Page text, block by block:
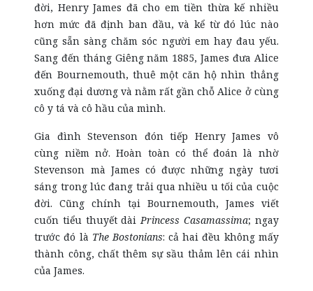
đời, Henry James đã cho em tiền thừa kế nhiều
hơn mức đã định ban đầu, và kể từ đó lúc nào
cũng sẵn sàng chăm sóc người em hay đau yếu.
Sang đến tháng Giêng năm 1885, James đưa Alice
đến Bournemouth, thuê một căn hộ nhìn thẳng
xuống đại dương và nằm rất gần chỗ Alice ở cùng
cô y tá và cô hầu của mình.
Gia đình Stevenson đón tiếp Henry James vô
cùng niềm nở. Hoàn toàn có thể đoán là nhờ
Stevenson mà James có được những ngày tươi
sáng trong lúc đang trải qua nhiều u tối của cuộc
đời. Cũng chính tại Bournemouth, James viết
cuốn tiểu thuyết dàiPrincess Casamassima; ngay
trước đó là The Bostonians: cả hai đều không mấy
thành công, chất thêm sự sầu thảm lên cái nhìn
của James.